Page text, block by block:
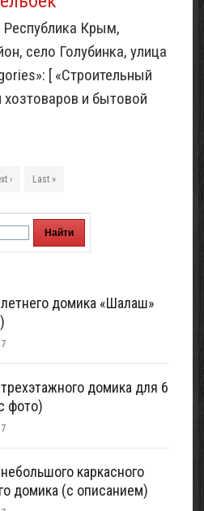
Республика Крым,
село Голубинка, улица
[ «Строительный
хозтоваров и бытовой
› Last »
домика «Шалаш»
домика для 6
фото)
каркасного
домика (с описанием)